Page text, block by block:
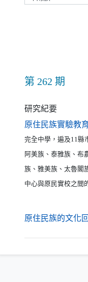
第 262 期
研究紀要
原住民族實驗教
完全中學，遍及11縣
阿美族、泰雅族、布
族、雅美族、太魯閣
中心與原民實校之間
原住民族的文化